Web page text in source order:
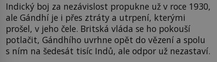
Indický boj za nezávislost propukne už v roce 1930,
ale Gándhí je i přes ztráty a utrpení, kterými
prošel, v jeho čele. Britská vláda se ho pokouší
potlačit, Gándhího uvrhne opět do vězení a spolu
s ním na šedesát tisíc Indů, ale odpor už nezastaví.